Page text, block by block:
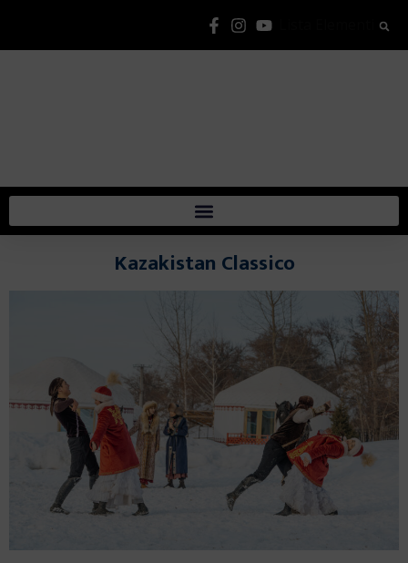
Kazakistan Classico